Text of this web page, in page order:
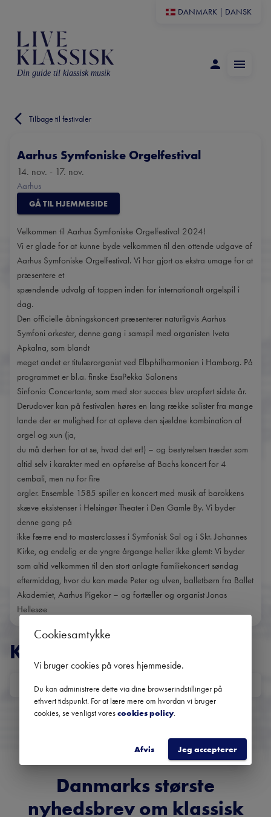
DANMARK DANSK
Din guide til klassisk musik
Tilbage til festivaler
Aarhus Symfoniske Orgelfestival
14. nov. - 17. nov.
Aarhus
GÅ TIL HJEMMESIDE
Velkommen til Aarhus Symfoniske Orgelfestival 2024!
Vi er glade for at kunne byde velkommen til den ottende udgave af
Aarhus Symfoniske Orgelfestival. Vi har gjort os ekstra umage for at
præsentere et
spændende udvalg af toppen inden for internationalt orgelspil i
dag.
Den officielle åbningskoncert præsenterer naturligvis Aarhus
Symfoni orkester, denne gang i samspil med organisten Iveta
Apkalna, som blandt
meget andet er titulærorganist ved Elbphilharmonien i Hamborg. På
programmet er bl.a. finske EsaPekka Salonens
Sinfonia Concertante, som med stor succes blev uropført sidste år.
Derudover kan på festivalen høres en lang række solister fra mange
lande der er mulighed for at opleve den sjældne kombination af
orgel og xun (ja,
du må derhen for at se, hvad det er!) – og bestyrelsen træder som
altid selv i karakter med en opførelse af Bachs koncert for 4
cembali, men nu for fire
orgler. Ensemble 1585 spiller en koncert med musik af barokkens
skæve eksistenser i Helsingør Theater i Den Gamle By. Vi byder
denne gang på
ikke færre end to masterclasses i Symfonisk Sal og i Skt. Johannes
Kirke, og endelig er de yngre årgange heller ikke glemt: Vi byder
som altid velkommen til den stort anlagte familiekoncert søndag
eftermiddag, hvor du kan møde Peter og ulven, balletbørn fra Ballet
Akademiet, Aarhus Pigekor – og fortæller og organist Jonas
Hellesøe
KONCERTER
DATO
Ingen kommende koncerter
Brug datofilteret for at se tidligere koncerter
Danmarks største
nyhedsbrev om klassisk
Cookiesamtykke
Vi bruger cookies på vores hjemmeside.
Du kan administrere dette via dine browserindstillinger på
ethvert tidspunkt. For at lære mere om hvordan vi bruger
cookies, se venligst vorescookies policy.
Afvis Jeg accepterer